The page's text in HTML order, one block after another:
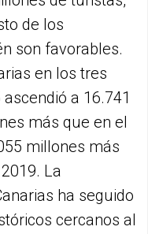
de los
son favorables.
en los tres
a 16.741
más que en el
millones más
La
ha seguido
cercanos al